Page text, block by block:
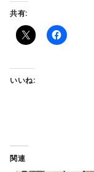
共有:
いいね:
関連